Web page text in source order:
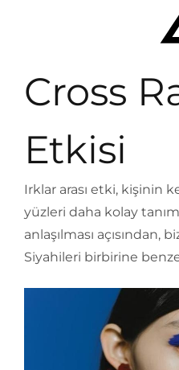
Cross
Etkisi
Irklar arası etki, kişinin
yüzleri daha kolay
anlaşılması açısından,
Siyahileri birbirine